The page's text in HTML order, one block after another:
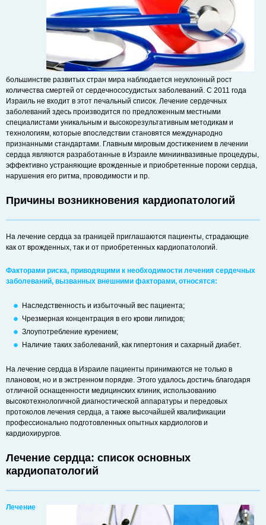
большинстве развитых стран мира наблюдается неуклонный рост
количества смертей от сердечнососудистых заболеваний. С 2011 года
Израиль не входит в этот печальный список. Лечение сердечных
заболеваний здесь производится по предложенным местными
специалистами уникальным и высокорезультативным методикам и
технологиям, которые впоследствии становятся международно
признанными стандартами. Главным мировым достижением в лечении
сердца являются разработанные в Израиле миниинвазивные процедуры,
эффективно устраняющие врожденные и приобретенные пороки сердца,
нарушения его ритма, проводимости и пр.
Причины возникновения кардиопатологий
На лечение сердца за границей приглашаются пациенты, страдающие
как от врожденных, так и от приобретенных кардиопатологий.
Факторами риска, приводящими к необходимости лечения сердечных
заболеваний, вызванных внешними факторами, относятся:
Наследственность и избыточный вес пациента;
Чрезмерная концентрация в его крови липидов;
Злоупотребление курением;
Наличие таких заболеваний, как гипертония и сахарный диабет.
На лечение сердца в Израиле пациенты принимаются не только в
плановом, но и в экстренном порядке. Этого удалось достичь благодаря
отличной оснащенности медицинских клиник, использованию
высокотехнологичной диагностической аппаратуры и передовых
протоколов лечения сердца, а также высочайшей квалификации
профессионально подготовленных опытных кардиологов и
кардиохирургов.
Лечение сердца: список основных
кардиопатологий
Лечение